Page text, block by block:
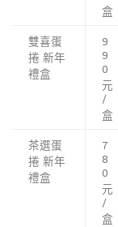
盒
雙喜蛋
捲 新年
禮盒
9
9
0
元
/
盒
茶選蛋
捲 新年
禮盒
7
8
0
元
/
盒